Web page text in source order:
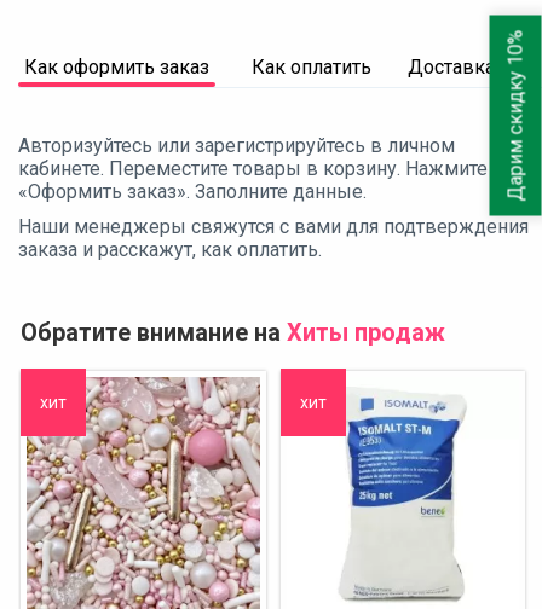
Как оформить заказ Как оплатить Доставка
Авторизуйтесь или зарегистрируйтесь в личном
кабинете. Переместите товары в корзину. Нажмите
«Оформить заказ». Заполните данные.
Наши менеджеры свяжутся с вами для подтверждения
заказа и расскажут, как оплатить.
Обратите внимание на Хиты продаж
хит хит
Дарим скидку 10%